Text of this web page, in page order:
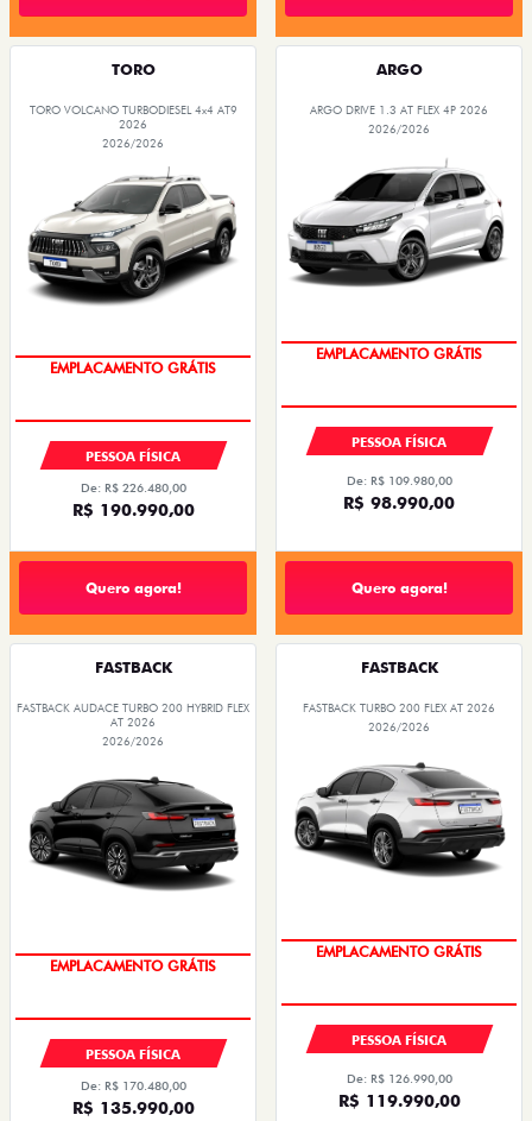
TORO
TORO VOLCANO TURBODIESEL 4x4 AT9
2026
2026/2026
OPORTUNIDADE
PESSOA FÍSICA
De: R$ 226.480,00
R$ 190.990,00
Quero agora!
ARGO
ARGO DRIVE 1.3 AT FLEX 4P 2026
2026/2026
OPORTUNIDADE
PESSOA FÍSICA
De: R$ 109.980,00
R$ 98.990,00
Quero agora!
FASTBACK
FASTBACK AUDACE TURBO 200 HYBRID FLEX
AT 2026
2026/2026
OPORTUNIDADE
PESSOA FÍSICA
De: R$ 170.480,00
R$ 135.990,00
FASTBACK
FASTBACK TURBO 200 FLEX AT 2026
2026/2026
OPORTUNIDADE
PESSOA FÍSICA
De: R$ 126.990,00
R$ 119.990,00